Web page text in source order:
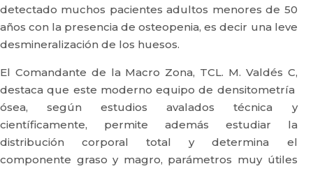
detectado muchos pacientes adultos menores de 50
años con la presencia de osteopenia, es decir una leve
desmineralización de los huesos.
El Comandante de la Macro Zona, TCL. M. Valdés C,
destaca que este moderno equipo de densitometría
ósea, según estudios avalados técnica y
científicamente, permite además estudiar la
distribución corporal total y determina el
componente graso y magro, parámetros muy útiles